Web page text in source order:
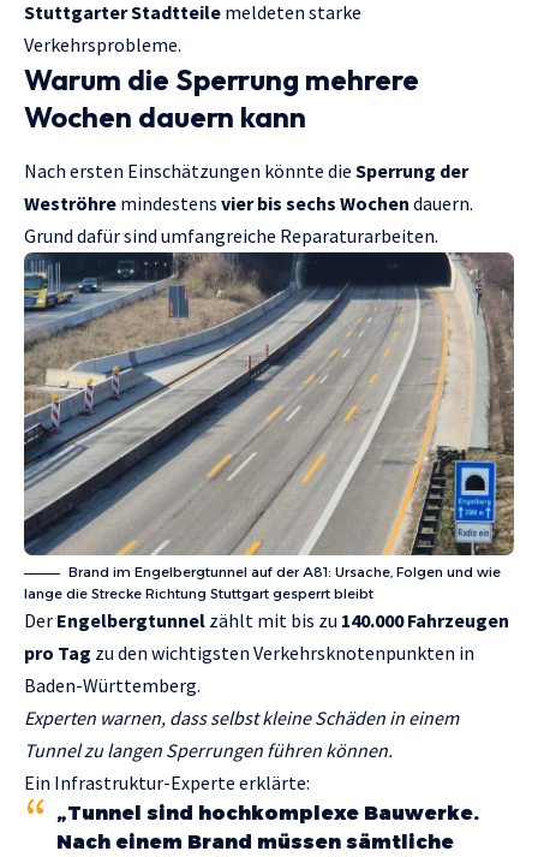
Stuttgarter Stadtteile meldeten starke
Verkehrsprobleme.
Warum die Sperrung mehrere
Wochen dauern kann
Nach ersten Einschätzungen könnte die Sperrung der
Weströhre mindestens vier bis sechs Wochen dauern.
Grund dafür sind umfangreiche Reparaturarbeiten.
Brand im Engelbergtunnel auf der A81: Ursache, Folgen und wie
lange die Strecke Richtung Stuttgart gesperrt bleibt
Der Engelbergtunnel zählt mit bis zu 140.000 Fahrzeugen
pro Tag zu den wichtigsten Verkehrsknotenpunkten in
Baden-Württemberg.
Experten warnen, dass selbst kleine Schäden in einem
Tunnel zu langen Sperrungen führen können.
Ein Infrastruktur-Experte erklärte:
„Tunnel sind hochkomplexe Bauwerke.
Nach einem Brand müssen sämtliche